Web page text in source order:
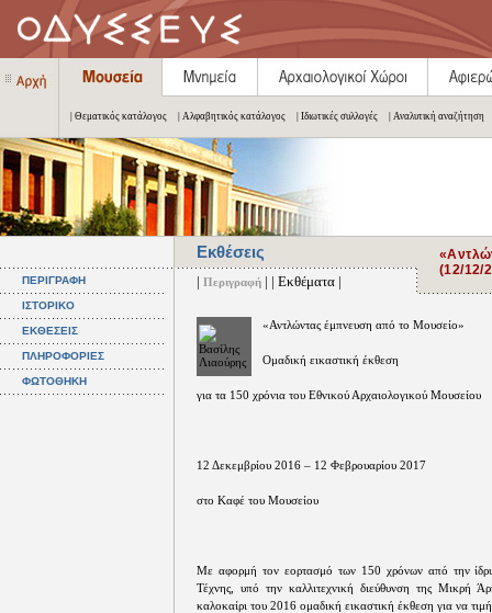
| Θεματικός κατάλογος | Αλφαβητικός κατάλογος | Ιδιωτικές συλλογές | Αναλυτική αναζήτηση
ΠΕΡΙΓΡΑΦΗ
ΙΣΤΟΡΙΚΟ
ΕΚΘΕΣΕΙΣ
ΠΛΗΡΟΦΟΡΙΕΣ
ΦΩΤΟΘΗΚΗ
Εκθέσεις
| Περιγραφή | | Εκθέματα |
(12/12/
«Αντλώντας έμπνευση από το Μουσείο»
Ομαδική εικαστική έκθεση
για τα 150 χρόνια του Εθνικού Αρχαιολογικού Μουσείου
12 Δεκεμβρίου 2016 – 12 Φεβρουαρίου 2017
στο Καφέ του Μουσείου
Με αφορμή τον εορτασμό των 150 χρόνων από την
Τέχνης, υπό την καλλιτεχνική διεύθυνση της Μικρή
καλοκαίρι του 2016 ομαδική εικαστική έκθεση για να